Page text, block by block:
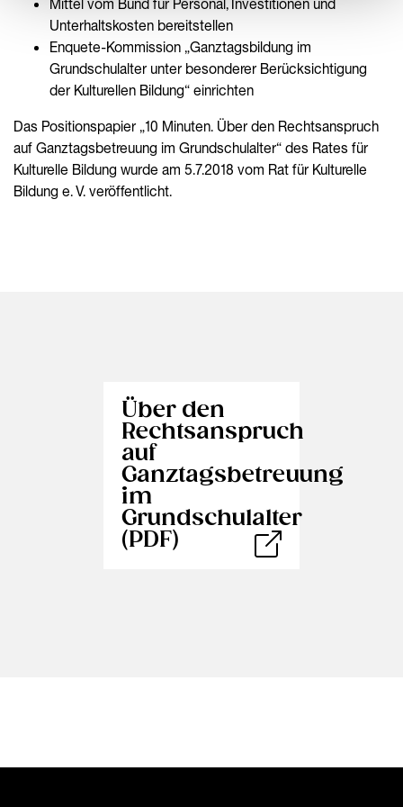
Mittel vom Bund für Personal, Investitionen und
Unterhaltskosten bereitstellen
Enquete-Kommission „Ganztagsbildung im
Grundschulalter unter besonderer Berücksichtigung
der Kulturellen Bildung“ einrichten
Das Positionspapier „10 Minuten. Über den Rechtsanspruch
auf Ganztagsbetreuung im Grundschulalter“ des Rates für
Kulturelle Bildung wurde am 5.7.2018 vom Rat für Kulturelle
Bildung e. V. veröffentlicht.
Über den
Rechtsanspruch
auf
Ganztagsbetreuung
im
Grundschulalter
(PDF)